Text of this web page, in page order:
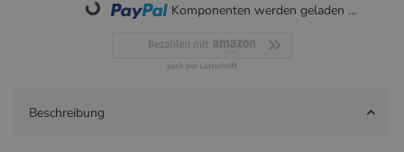
Loading... Komponenten werden geladen ...
Beschreibung